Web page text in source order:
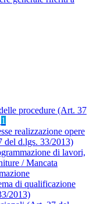
procedure (Art. 37
1
realizzazione opere
del d.lgs. 33/2013)
di lavori,
/ Mancata
di qualificazione
2013)